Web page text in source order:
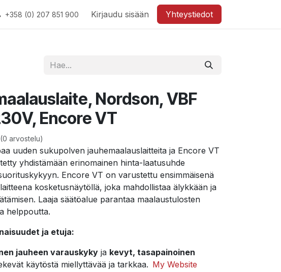
+358 (0) 207 851 900 Kirjaudu sisään Yhteystiedot
Nordson, VBF
Encore VT
(0 arvostelu)
uuden sukupolven jauhemaalauslaitteita ja Encore VT
yhdistämään erinomainen hinta-laatusuhde
Encore VT on varustettu ensimmäisenä
kosketusnäytöllä, joka mahdollistaa älykkään ja
Laaja säätöalue parantaa maalaustulosten
helppoutta.
ja etuja:
jauheen varauskyky ja kevyt, tasapainoinen
käytöstä miellyttävää ja tarkkaa. My Website